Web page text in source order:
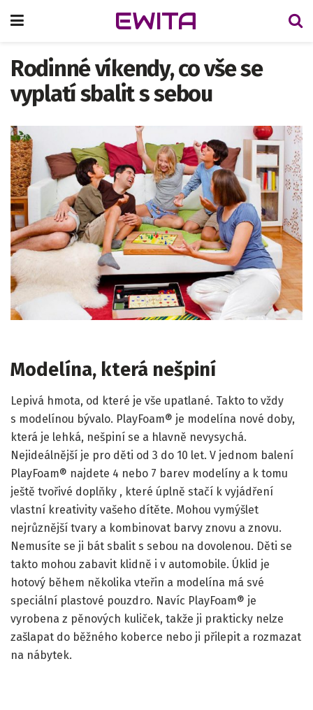
EWITA
Rodinné víkendy, co vše se
vyplatí sbalit s sebou
Modelína, která nešpiní
Lepivá hmota, od které je vše upatlané. Takto to vždy
s modelínou bývalo. PlayFoam® je modelína nové doby,
která je lehká, nešpiní se a hlavně nevysychá.
Nejideálnější je pro děti od 3 do 10 let. V jednom balení
PlayFoam® najdete 4 nebo 7 barev modelíny a k tomu
ještě tvořivé doplňky , které úplně stačí k vyjádření
vlastní kreativity vašeho dítěte. Mohou vymýšlet
nejrůznější tvary a kombinovat barvy znovu a znovu.
Nemusíte se ji bát sbalit s sebou na dovolenou. Děti se
takto mohou zabavit klidně i v automobile. Úklid je
hotový během několika vteřin a modelína má své
speciální plastové pouzdro. Navíc PlayFoam® je
vyrobena z pěnových kuliček, takže ji prakticky nelze
zašlapat do běžného koberce nebo ji přilepit a rozmazat
na nábytek.